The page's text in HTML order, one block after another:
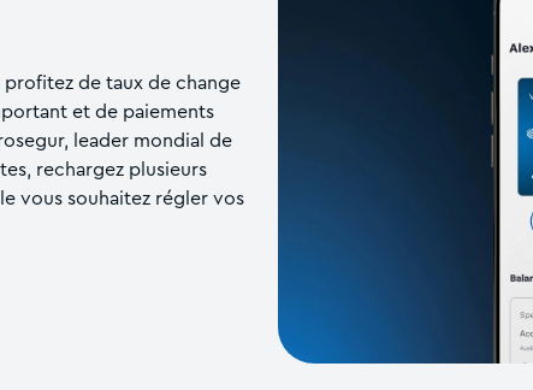
de taux de change
et de paiements
leader mondial de
rechargez plusieurs
vous souhaitez régler vos